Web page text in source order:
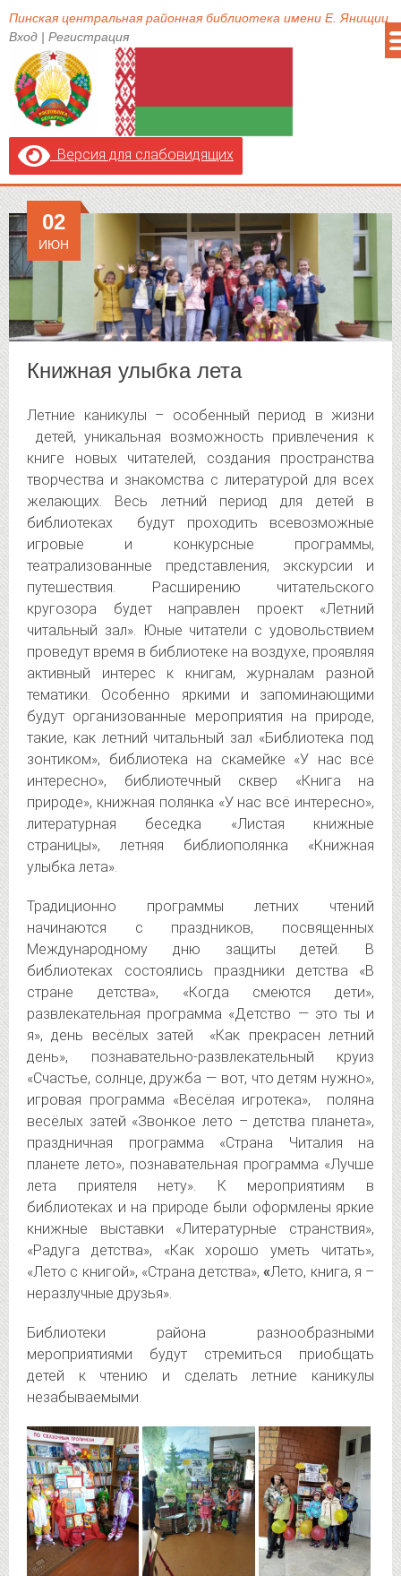
Пинская центральная районная библиотека имени Е. Янищиц
Вход | Регистрация
Версия для слабовидящих
Книжная улыбка лета
02
ИЮН
Летние каникулы – особенный период в жизни
детей, уникальная возможность привлечения к
книге новых читателей, создания пространства
творчества и знакомства с литературой для всех
желающих. Весь летний период для детей в
библиотеках будут проходить всевозможные
игровые и конкурсные программы,
театрализованные представления, экскурсии и
путешествия. Расширению читательского
кругозора будет направлен проект «Летний
читальный зал». Юные читатели с удовольствием
проведут время в библиотеке на воздухе, проявляя
активный интерес к книгам, журналам разной
тематики. Особенно яркими и запоминающими
будут организованные мероприятия на природе,
такие, как летний читальный зал «Библиотека под
зонтиком», библиотека на скамейке «У нас всё
интересно», библиотечный сквер «Книга на
природе», книжная полянка «У нас всё интересно»,
литературная беседка «Листая книжные
страницы», летняя библиополянка «Книжная
улыбка лета».
Традиционно программы летних чтений
начинаются с праздников, посвященных
Международному дню защиты детей. В
библиотеках состоялись праздники детства «В
стране детства», «Когда смеются дети»,
развлекательная программа «Детство — это ты и
я», день весёлых затей «Как прекрасен летний
день», познавательно-развлекательный круиз
«Счастье, солнце, дружба — вот, что детям нужно»,
игровая программа «Весёлая игротека», поляна
весёлых затей «Звонкое лето – детства планета»,
праздничная программа «Страна Читалия на
планете лето», познавательная программа «Лучше
лета приятеля нету». К мероприятиям в
библиотеках и на природе были оформлены яркие
книжные выставки «Литературные странствия»,
«Радуга детства», «Как хорошо уметь читать»,
«Лето с книгой», «Страна детства»,«Лето, книга, я –
неразлучные друзья».
Библиотеки района разнообразными
мероприятиями будут стремиться приобщать
детей к чтению и сделать летние каникулы
незабываемыми.